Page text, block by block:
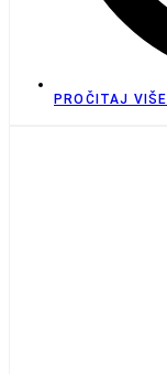
PROČITAJ VIŠE